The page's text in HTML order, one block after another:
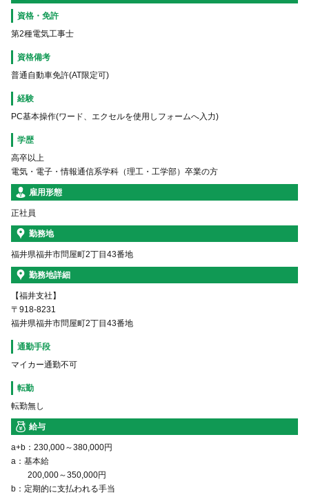
資格・免許
第2種電気工事士
資格備考
普通自動車免許(AT限定可)
経験
PC基本操作(ワード、エクセルを使用しフォームへ入力)
学歴
高卒以上
電気・電子・情報通信系学科（理工・工学部）卒業の方
雇用形態
正社員
勤務地
福井県福井市問屋町2丁目43番地
勤務地詳細
【福井支社】
〒918-8231
福井県福井市問屋町2丁目43番地
通勤手段
マイカー通勤不可
転勤
転勤無し
給与
a+b：230,000～380,000円
a：基本給
200,000～350,000円
b：定期的に支払われる手当